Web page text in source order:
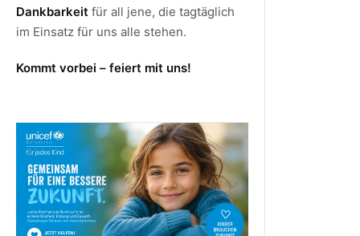
Dankbarkeit für all jene, die tagtäglich
im Einsatz für uns alle stehen.
Kommt vorbei – feiert mit uns!